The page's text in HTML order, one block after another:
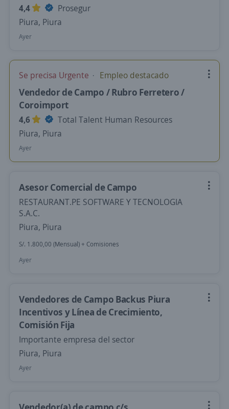
4,4
Prosegur
Piura, Piura
Ayer
Se precisa Urgente Empleo destacado
Vendedor de Campo / Rubro Ferretero /
Coroimport
4,6
Total Talent Human Resources
Piura, Piura
Ayer
Asesor Comercial de Campo
RESTAURANT.PE SOFTWARE Y TECNOLOGIA
S.A.C.
Piura, Piura
S/. 1.800,00 (Mensual) + Comisiones
Ayer
Vendedores de Campo Backus Piura
Incentivos y Línea de Crecimiento,
Comisión Fija
Importante empresa del sector
Piura, Piura
Ayer